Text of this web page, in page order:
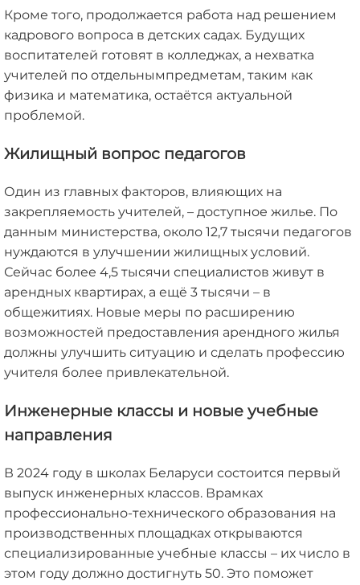
Кроме того, продолжается работа над решением
кадрового вопроса в детских садах. Будущих
воспитателей готовят в колледжах, а нехватка
учителей по отдельнымпредметам, таким как
физика и математика, остаётся актуальной
проблемой.
Жилищный вопрос педагогов
Один из главных факторов, влияющих на
закрепляемость учителей, – доступное жилье. По
данным министерства, около 12,7 тысячи педагогов
нуждаются в улучшении жилищных условий.
Сейчас более 4,5 тысячи специалистов живут в
арендных квартирах, а ещё 3 тысячи – в
общежитиях. Новые меры по расширению
возможностей предоставления арендного жилья
должны улучшить ситуацию и сделать профессию
учителя более привлекательной.
Инженерные классы и новые учебные
направления
В 2024 году в школах Беларуси состоится первый
выпуск инженерных классов. Врамках
профессионально-технического образования на
производственных площадках открываются
специализированные учебные классы – их число в
этом году должно достигнуть 50. Это поможет